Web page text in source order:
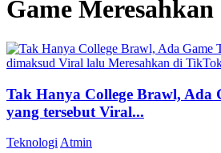
Game Meresahkan
Tak Hanya College Brawl, Ada
yang tersebut Viral...
Teknologi Atmin